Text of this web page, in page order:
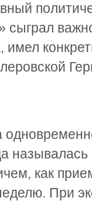
сыграл
как
При